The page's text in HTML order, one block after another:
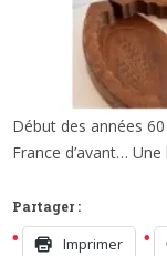
LA
Début des années
France d’avant…
Partager :
Imprimer